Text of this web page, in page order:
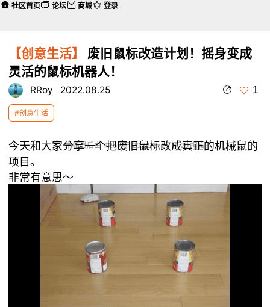
【创意生活】
废旧鼠标改造计划！摇身变成
灵活的鼠标机器人！
RRoy 2022.08.25 1
#创意生活
本帖最后由 RRoy 于 2022-8-25 11:29 编辑
今天和大家分享一个把废旧鼠标改成真正的机械鼠的
项目。
非常有意思～
社区首页 论坛 商城 登录